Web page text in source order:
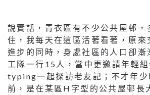
說實話，青衣區有不少公共屋邨，
住，我每天在這區活著看著，原來
進步的同時，身處社區的人口卻漸
工隊一行15人，當中更邀請年輕
typing一起探訪老友記；不才年少
前，是在某區H字型的公共屋邨長